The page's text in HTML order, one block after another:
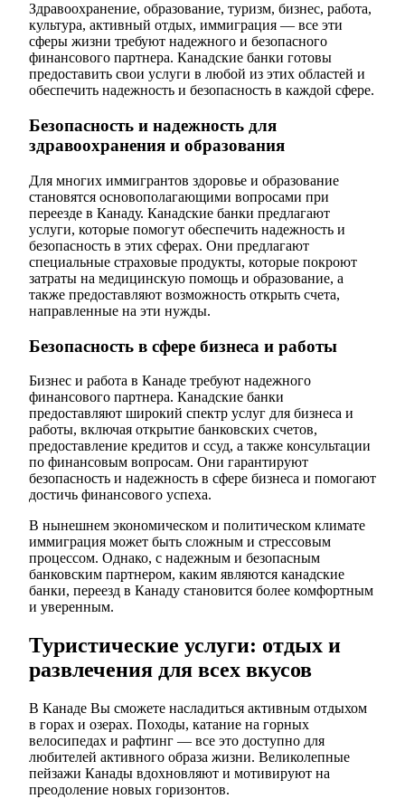
Здравоохранение, образование, туризм, бизнес, работа,
культура, активный отдых, иммиграция — все эти
сферы жизни требуют надежного и безопасного
финансового партнера. Канадские банки готовы
предоставить свои услуги в любой из этих областей и
обеспечить надежность и безопасность в каждой сфере.
Безопасность и надежность для
здравоохранения и образования
Для многих иммигрантов здоровье и образование
становятся основополагающими вопросами при
переезде в Канаду. Канадские банки предлагают
услуги, которые помогут обеспечить надежность и
безопасность в этих сферах. Они предлагают
специальные страховые продукты, которые покроют
затраты на медицинскую помощь и образование, а
также предоставляют возможность открыть счета,
направленные на эти нужды.
Безопасность в сфере бизнеса и работы
Бизнес и работа в Канаде требуют надежного
финансового партнера. Канадские банки
предоставляют широкий спектр услуг для бизнеса и
работы, включая открытие банковских счетов,
предоставление кредитов и ссуд, а также консультации
по финансовым вопросам. Они гарантируют
безопасность и надежность в сфере бизнеса и помогают
достичь финансового успеха.
В нынешнем экономическом и политическом климате
иммиграция может быть сложным и стрессовым
процессом. Однако, с надежным и безопасным
банковским партнером, каким являются канадские
банки, переезд в Канаду становится более комфортным
и уверенным.
Туристические услуги: отдых и
развлечения для всех вкусов
В Канаде Вы сможете насладиться активным отдыхом
в горах и озерах. Походы, катание на горных
велосипедах и рафтинг — все это доступно для
любителей активного образа жизни. Великолепные
пейзажи Канады вдохновляют и мотивируют на
преодоление новых горизонтов.